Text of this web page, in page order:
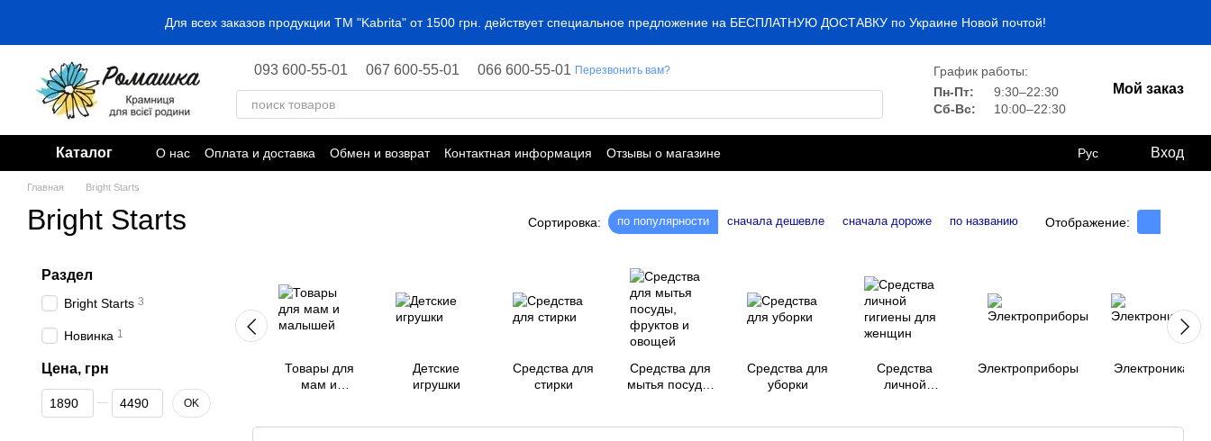
Для всех заказов продукции ТМ "Kabrita" от 1500 грн. действует специальное предложение на БЕСПЛАТНУЮ ДОСТАВКУ по Украине Новой почтой!
093 600-55-01 067 600-55-01 066 600-55-01 Перезвонить вам?
График работы:
Пн-Пт:
9:30–22:30
Сб-Вс:
10:00–22:30
Мой заказ
Каталог О нас Оплата и доставка Обмен и возврат Контактная информация Отзывы о магазине Рус Вход
Главная Bright Starts
Bright Starts Сортировка: по популярности сначала дешевле сначала дороже по названию Отображение:
Товары для
мам и
Детские
игрушки
Средства для
стирки
Средства для
мытья посуды,
Средства для
уборки
Средства
личной
Электроприборы Электроника
Раздел
Bright Starts 3
Новинка 1
Цена, грн
От Цена, грн
До Цена, грн OK